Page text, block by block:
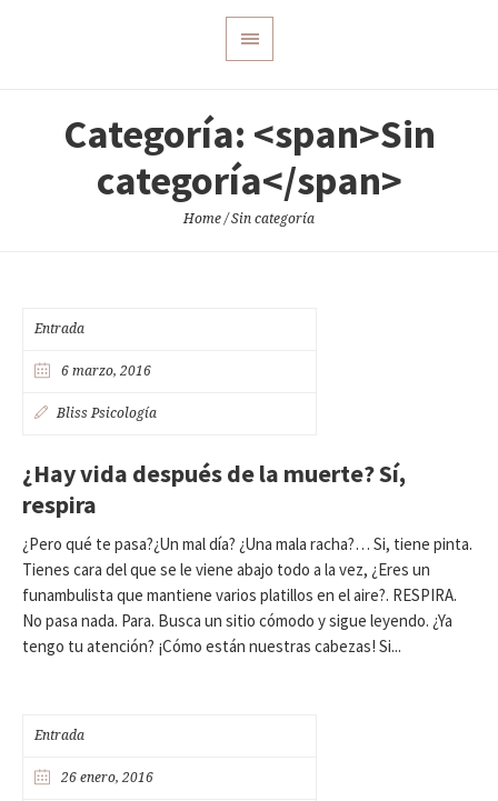
Categoría: <span>Sin
categoría</span>
Home /Sin categoría
Entrada
6 marzo, 2016
Bliss Psicología
¿Hay vida después de la muerte? Sí,
respira
¿Pero qué te pasa?¿Un mal día? ¿Una mala racha?… Si, tiene pinta.
Tienes cara del que se le viene abajo todo a la vez, ¿Eres un
funambulista que mantiene varios platillos en el aire?. RESPIRA.
No pasa nada. Para. Busca un sitio cómodo y sigue leyendo. ¿Ya
tengo tu atención? ¡Cómo están nuestras cabezas! Si...
Entrada
26 enero, 2016